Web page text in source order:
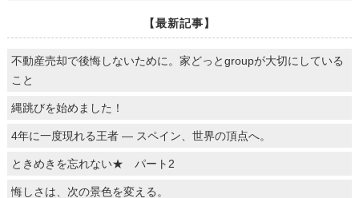
【最新記事】
不動産売却で後悔しないために。家どっとgroupが大切にしている
こと
縄跳びを始めました！
4年に一度現れる王者 ― スペイン、世界の頂点へ。
ときめきを忘れない★ パート2
悔しさは、次の景色を変える。